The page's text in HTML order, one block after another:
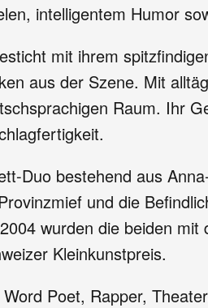
intelligentem Humor
mit ihrem
aus der Szene. Mit
Raum. Ihr
Duo bestehend aus
und die
wurden die beiden
Kleinkunstpreis.
Poet, Rapper,